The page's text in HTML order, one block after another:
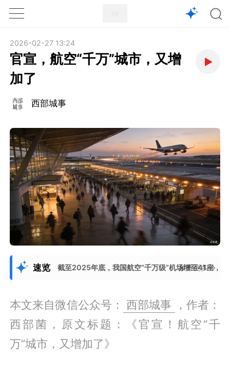
1X
2026-02-27 13:24
官宣，航空“千万”城市，又增
加了
西部城事
速览 截至2025年底，我国航空“千万级”机场增至41座，
展开更多
本文来自微信公众号： 西部城事
，作者：
西部菌，原文标题：《官宣！航空“千
万”城市，又增加了》